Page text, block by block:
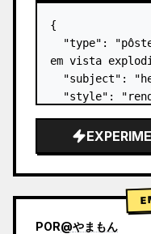
{
"type":
em vista
"subject":
"style":
detalhes
"background":
POR@やまもん